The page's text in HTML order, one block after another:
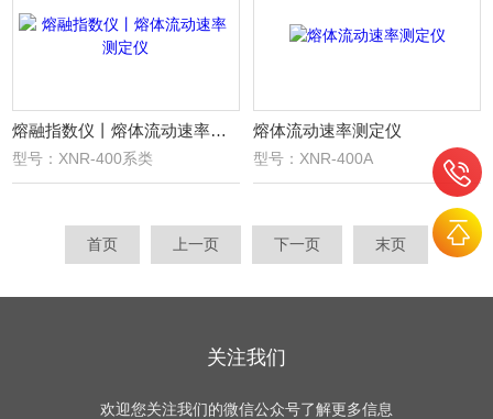
熔融指数仪丨熔体流动速率测定仪
型号：XNR-400系类
熔体流动速率测定仪
型号：XNR-400A
首页 上一页 下一页 末页
关注我们
欢迎您关注我们的微信公众号了解更多信息